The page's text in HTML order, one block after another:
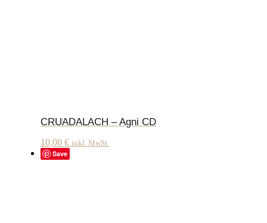
CRUADALACH – Agni CD
10,00 € inkl. MwSt.
Save